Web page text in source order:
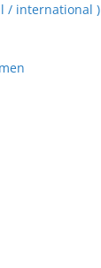
/ international )